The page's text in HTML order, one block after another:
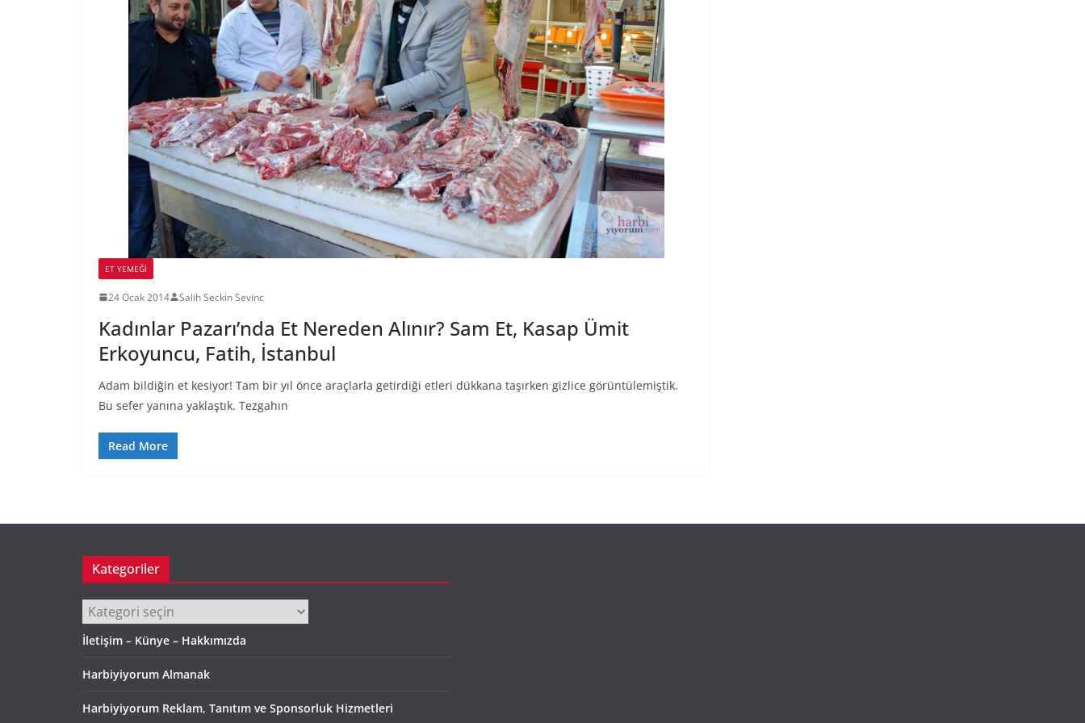
ET YEMEĞI
24 Ocak 2014 Salih Seckin Sevinc
Kadınlar Pazarı’nda Et Nereden Alınır? Sam Et, Kasap Ümit
Erkoyuncu, Fatih, İstanbul
Adam bildiğin et kesiyor! Tam bir yıl önce araçlarla getirdiği etleri dükkana taşırken gizlice görüntülemiştik.
Bu sefer yanına yaklaştık. Tezgahın
Read More
Kategoriler
Kategoriler
İletişim – Künye – Hakkımızda
Harbiyiyorum Almanak
Harbiyiyorum Reklam, Tanıtım ve Sponsorluk Hizmetleri